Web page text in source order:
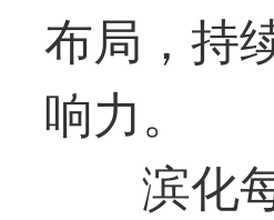
布局，持
响力。
滨化